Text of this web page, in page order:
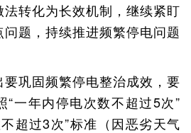
转化为长效机制，继续紧盯
题，持续推进频繁停电问题
要巩固频繁停电整治成效，要
“一年内停电次数不超过5次”
超过3次”标准（因恶劣天气